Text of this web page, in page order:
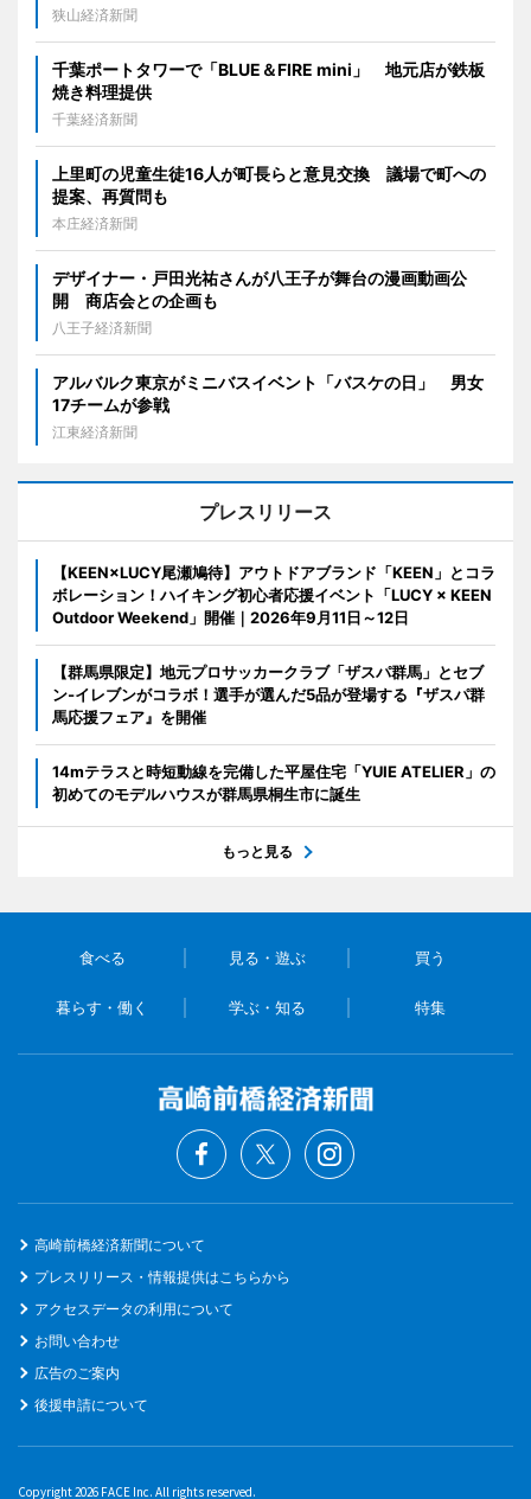
狭山経済新聞
千葉ポートタワーで「BLUE＆FIRE mini」 地元店が鉄板
焼き料理提供
千葉経済新聞
上里町の児童生徒16人が町長らと意見交換 議場で町への
提案、再質問も
本庄経済新聞
デザイナー・戸田光祐さんが八王子が舞台の漫画動画公
開 商店会との企画も
八王子経済新聞
アルバルク東京がミニバスイベント「バスケの日」 男女
17チームが参戦
江東経済新聞
プレスリリース
【KEEN×LUCY尾瀬鳩待】アウトドアブランド「KEEN」とコラ
ボレーション！ハイキング初心者応援イベント「LUCY × KEEN
Outdoor Weekend」開催｜2026年9月11日～12日
【群馬県限定】地元プロサッカークラブ「ザスパ群馬」とセブ
ン‐イレブンがコラボ！選手が選んだ5品が登場する『ザスパ群
馬応援フェア』を開催
14mテラスと時短動線を完備した平屋住宅「YUIE ATELIER」の
初めてのモデルハウスが群馬県桐生市に誕生
もっと見る
食べる 見る・遊ぶ 買う
暮らす・働く 学ぶ・知る 特集
高崎前橋経済新聞について
プレスリリース・情報提供はこちらから
アクセスデータの利用について
お問い合わせ
広告のご案内
後援申請について
Copyright 2026 FACE Inc. All rights reserved.